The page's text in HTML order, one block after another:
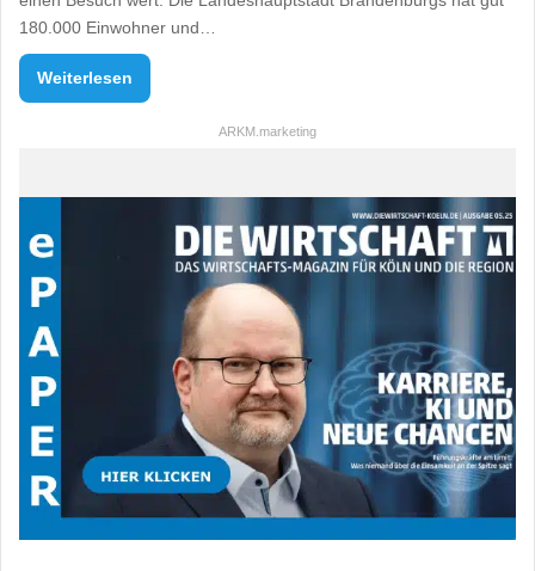
180.000 Einwohner und…
Weiterlesen
ARKM.marketing